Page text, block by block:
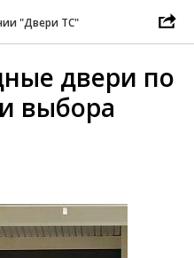
"Двери ТС"
двери по
выбора